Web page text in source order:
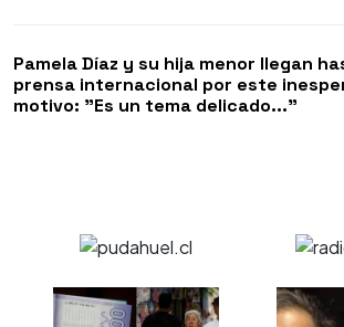
Pamela Díaz y su hija menor llegan
prensa internacional por este
motivo: "Es un tema delicado..."